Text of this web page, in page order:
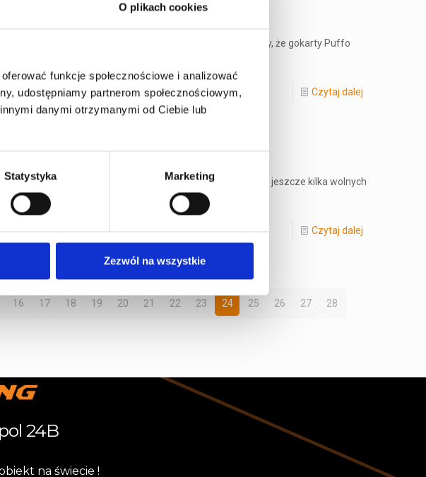
O plikach cookies
funkcje społecznościowe i analizować
udostępniamy partnerom społecznościowym,
danymi otrzymanymi od Ciebie lub
Statystyka Marketing
Zezwól na wszystkie
gokartów: Puffo i Junior). Jednocześnie przypominamy, że gokarty Puffo
Czytaj dalej
Szkoły Gokartowej dla dzieci od 5 r.ż. – zostało jeszcze kilka wolnych
Czytaj dalej
16 17 18 19 20 21 22 23 24 25 26 27 28
24B
bie kt na świecie !